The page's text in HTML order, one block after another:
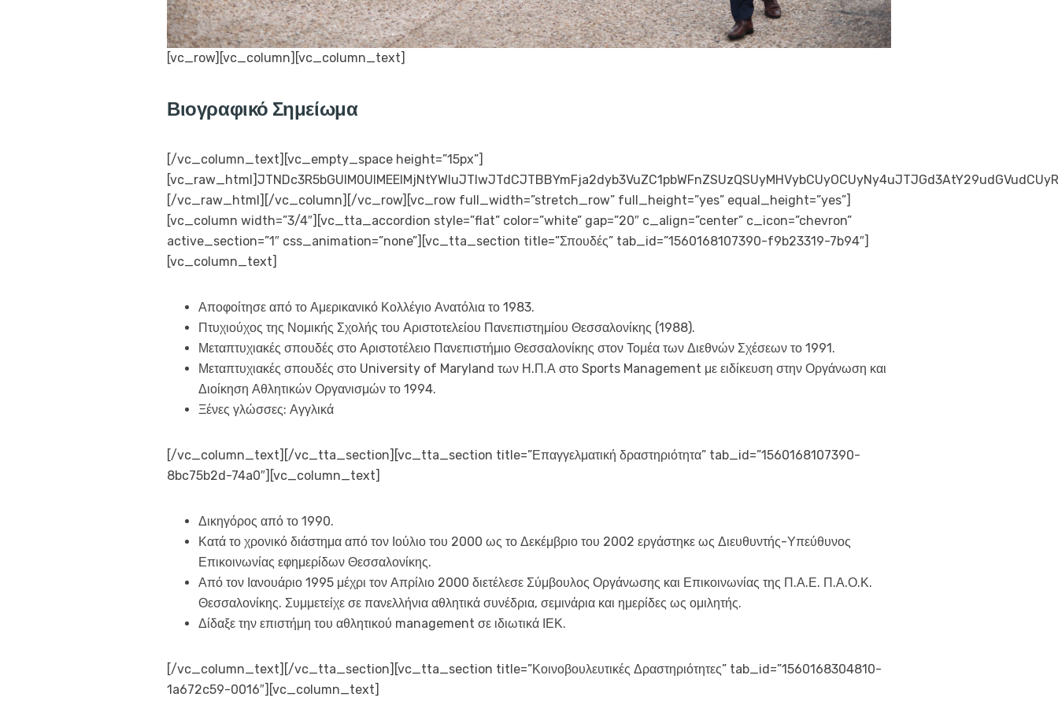
[vc_row][vc_column][vc_column_text]
Βιογραφικό Σημείωμα
[/vc_column_text][vc_empty_space height=”15px”]
[/vc_raw_html][/vc_column][/vc_row][vc_row full_width=”stretch_row” full_height=”yes” equal_height=”yes”]
[vc_column width=”3/4″][vc_tta_accordion style=”flat” color=”white” gap=”20″ c_align=”center” c_icon=”chevron”
active_section=”1″ css_animation=”none”][vc_tta_section title=”Σπουδές” tab_id=”1560168107390-f9b23319-7b94″]
[vc_column_text]
Αποφοίτησε από το Αμερικανικό Κολλέγιο Ανατόλια το 1983.
Πτυχιούχος της Νομικής Σχολής του Αριστοτελείου Πανεπιστημίου Θεσσαλονίκης (1988).
Μεταπτυχιακές σπουδές στο Αριστοτέλειο Πανεπιστήμιο Θεσσαλονίκης στον Τομέα των Διεθνών Σχέσεων το 1991.
Μεταπτυχιακές σπουδές στο University of Maryland των Η.Π.Α στο Sports Management με ειδίκευση στην Οργάνωση και
Διοίκηση Αθλητικών Οργανισμών το 1994.
Ξένες γλώσσες: Αγγλικά
[/vc_column_text][/vc_tta_section][vc_tta_section title=”Επαγγελματική δραστηριότητα” tab_id=”1560168107390-
8bc75b2d-74a0″][vc_column_text]
Δικηγόρος από το 1990.
Κατά το χρονικό διάστημα από τον Ιούλιο του 2000 ως το Δεκέμβριο του 2002 εργάστηκε ως Διευθυντής-Υπεύθυνος
Επικοινωνίας εφημερίδων Θεσσαλονίκης.
Από τον Ιανουάριο 1995 μέχρι τον Απρίλιο 2000 διετέλεσε Σύμβουλος Οργάνωσης και Επικοινωνίας της Π.Α.Ε. Π.Α.Ο.Κ.
Θεσσαλονίκης. Συμμετείχε σε πανελλήνια αθλητικά συνέδρια, σεμινάρια και ημερίδες ως ομιλητής.
Δίδαξε την επιστήμη του αθλητικού management σε ιδιωτικά ΙΕΚ.
[/vc_column_text][/vc_tta_section][vc_tta_section title=”Κοινοβουλευτικές Δραστηριότητες” tab_id=”1560168304810-
1a672c59-0016″][vc_column_text]